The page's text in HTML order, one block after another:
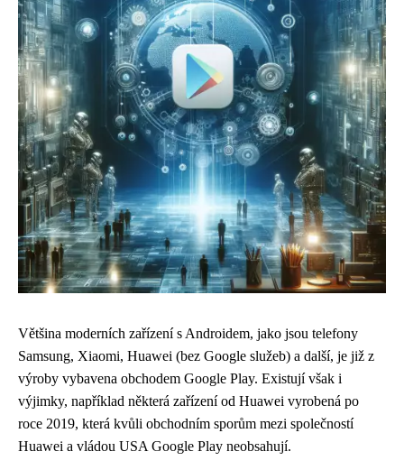
Většina moderních zařízení s Androidem, jako jsou telefony
Samsung, Xiaomi, Huawei (bez Google služeb) a další, je již z
výroby vybavena obchodem Google Play. Existují však i
výjimky, například některá zařízení od Huawei vyrobená po
roce 2019, která kvůli obchodním sporům mezi společností
Huawei a vládou USA Google Play neobsahují.